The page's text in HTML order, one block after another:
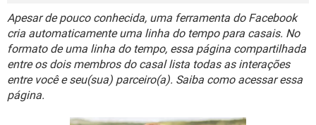
INSTAGRAM GMAIL
GUIA DE COMPRAS
OUTLOOK EXCEL
INSTAGRAM GMAIL
GUIA DE COMPRAS
WHATSAPP
CELULAR FACEBOOK
OUTLOOK EXCEL
INSTAGRAM GMAIL
Apesar de pouco conhecida, uma ferramenta do Facebook
cria automaticamente uma linha do tempo para casais. No
formato de uma linha do tempo, essa página compartilhada
entre os dois membros do casal lista todas as interações
entre você e seu(sua) parceiro(a). Saiba como acessar essa
página.